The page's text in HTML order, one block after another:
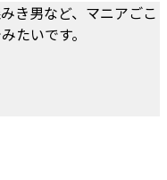
き男など、マニアごこ
たいです。